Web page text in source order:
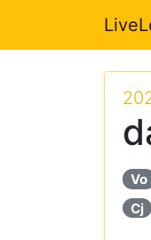
Vo
Cj